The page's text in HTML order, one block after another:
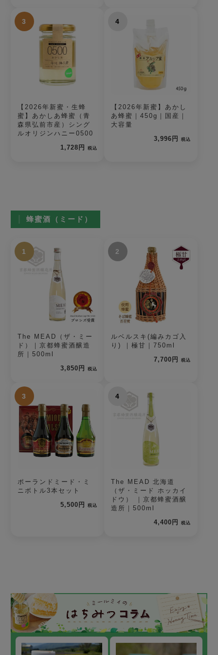
3
【2026年新蜜・生蜂
蜜】あかしあ蜂蜜（青
森県弘前市産）シング
ルオリジンハニー0500
1,728円
税込
4
【2026年新蜜】あかし
あ蜂蜜｜450g｜国産｜
大容量
3,996円
税込
蜂蜜酒（ミード）
1
The MEAD（ザ・ミー
ド）｜京都蜂蜜酒醸造
所｜500ml
3,850円
税込
2
ルベルスキ(編みカゴ入
り) ｜極甘｜750ml
7,700円
税込
3
ポーランドミード・ミ
ニボトル3本セット
5,500円
税込
4
The MEAD 北海道
（ザ・ミード ホッカイ
ドウ） ｜京都蜂蜜酒醸
造所｜500ml
4,400円
税込